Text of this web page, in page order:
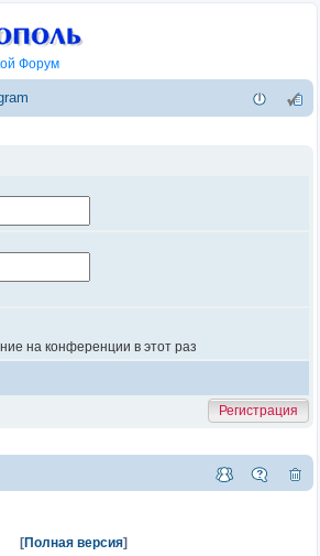
Форум
на конференции в этот раз
Регистрация
[Полная версия]